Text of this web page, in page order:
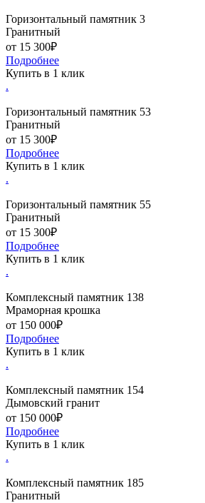
Горизонтальный памятник 3
Гранитный
от 15 300₽
Подробнее
Купить в 1 клик
.
Горизонтальный памятник 53
Гранитный
от 15 300₽
Подробнее
Купить в 1 клик
.
Горизонтальный памятник 55
Гранитный
от 15 300₽
Подробнее
Купить в 1 клик
.
Комплексный памятник 138
Мраморная крошка
от 150 000₽
Подробнее
Купить в 1 клик
.
Комплексный памятник 154
Дымовский гранит
от 150 000₽
Подробнее
Купить в 1 клик
.
Комплексный памятник 185
Гранитный